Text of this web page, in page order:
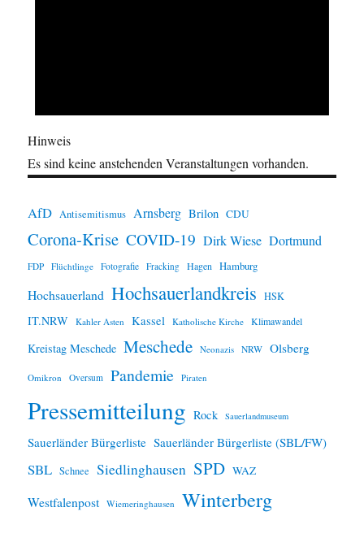
Hinweis
Es sind keine anstehenden Veranstaltungen vorhanden.
AfD Antisemitismus Arnsberg Brilon CDU
Corona-Krise COVID-19 Dirk Wiese Dortmund
FDP Flüchtlinge Fotografie Fracking Hagen Hamburg
Hochsauerland Hochsauerlandkreis HSK
IT.NRW Kahler Asten Kassel Katholische Kirche Klimawandel
Kreistag Meschede Meschede Neonazis NRW Olsberg
Omikron Oversum Pandemie Piraten
Pressemitteilung Rock Sauerlandmuseum
Sauerländer Bürgerliste Sauerländer Bürgerliste (SBL/FW)
SBL Schnee Siedlinghausen SPD WAZ
Westfalenpost Wiemeringhausen Winterberg